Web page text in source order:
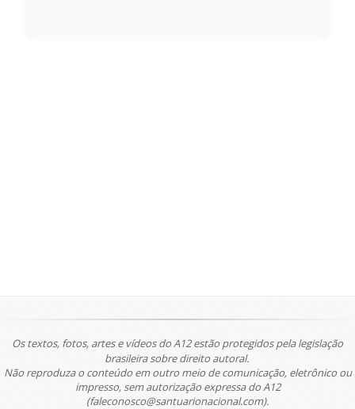
Os textos, fotos, artes e vídeos do A12 estão protegidos pela legislação
brasileira sobre direito autoral.
Não reproduza o conteúdo em outro meio de comunicação, eletrônico ou
impresso, sem autorização expressa do A12
(faleconosco@santuarionacional.com).